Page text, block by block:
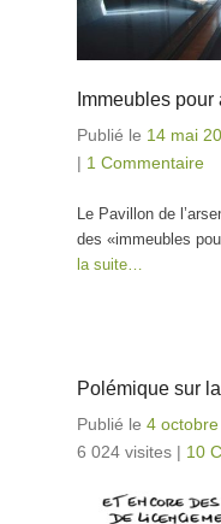
Immeubles
Publié le 14 mai
| 1 Commentaire
Le Pavillon de
des «immeubles
la suite…
Polémique sur
Publié le 4
6 024 visites | 10